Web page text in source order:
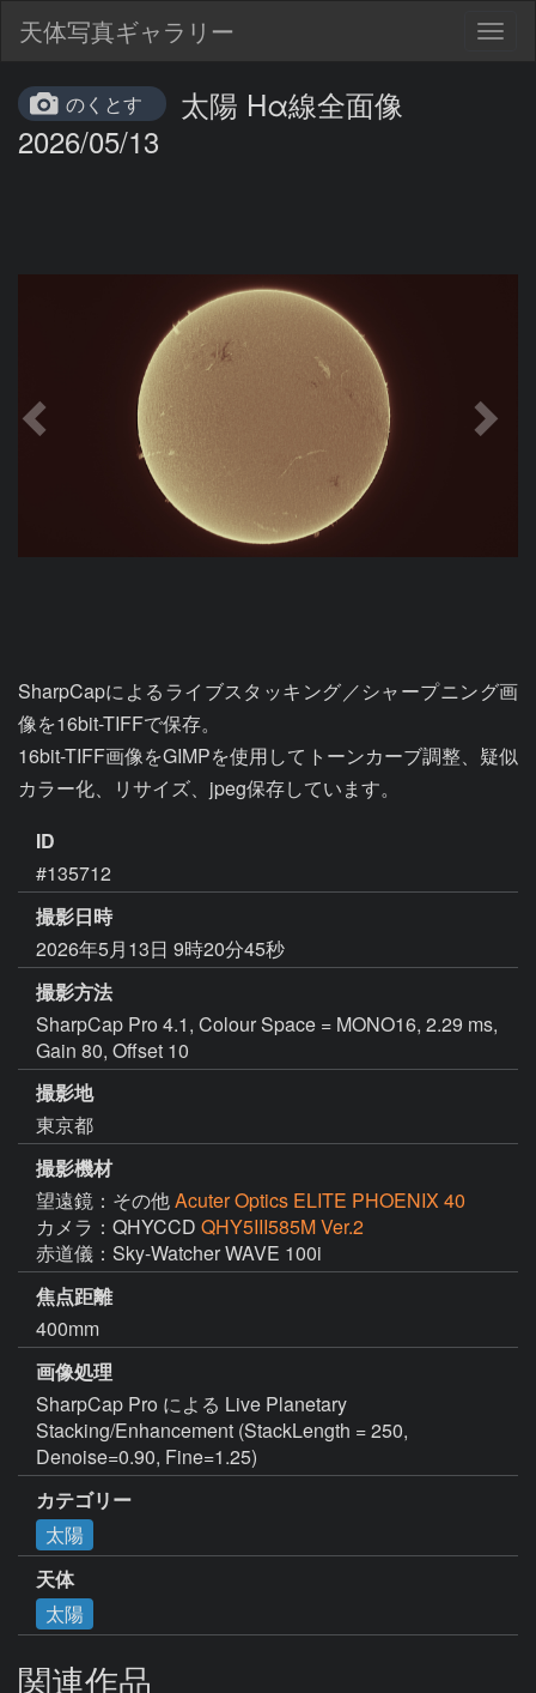
天体写真ギャラリー
のくとす
太陽 Hα線全面像
2026/05/13
SharpCapによるライブスタッキング／シャープニング画
像を16bit-TIFFで保存。
16bit-TIFF画像をGIMPを使用してトーンカーブ調整、疑似
カラー化、リサイズ、jpeg保存しています。
ID
#135712
撮影日時
2026年5月13日 9時20分45秒
撮影方法
SharpCap Pro 4.1, Colour Space = MONO16, 2.29 ms,
Gain 80, Offset 10
撮影地
東京都
撮影機材
望遠鏡：その他Acuter Optics ELITE PHOENIX 40
カメラ：QHYCCD QHY5III585M Ver.2
赤道儀：Sky-Watcher WAVE 100i
焦点距離
400mm
画像処理
SharpCap Pro による Live Planetary
Stacking/Enhancement (StackLength = 250,
Denoise=0.90, Fine=1.25)
カテゴリー
太陽
天体
太陽
関連作品